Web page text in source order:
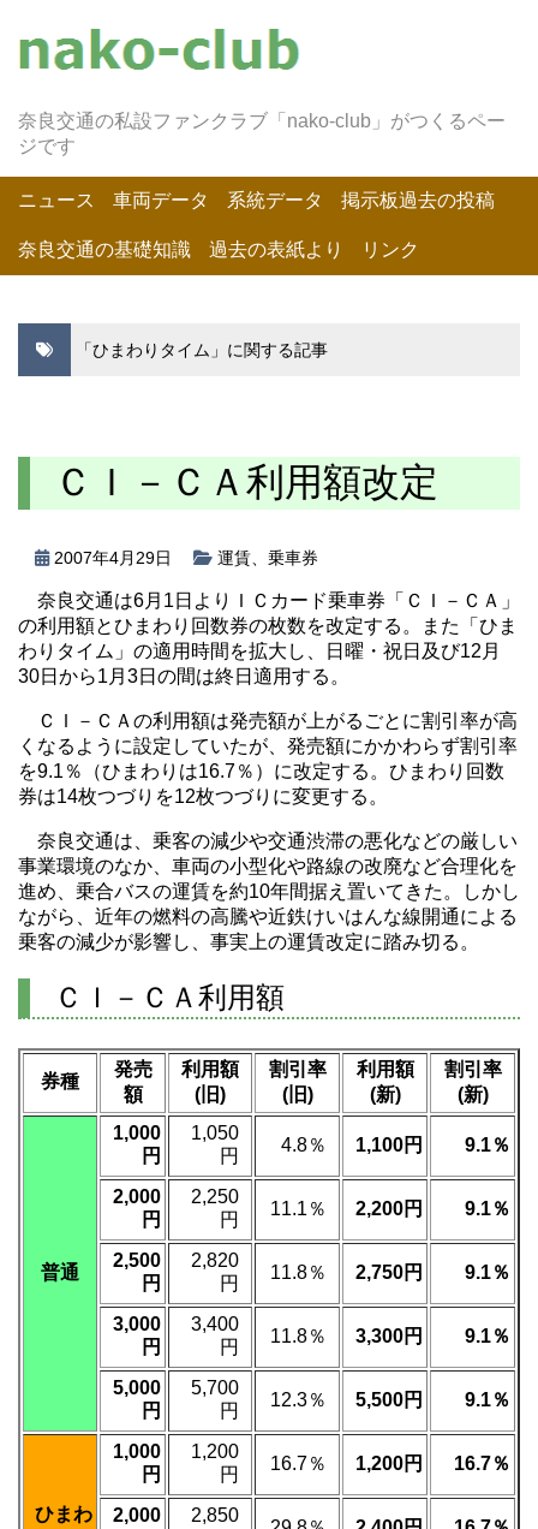
奈良交通の私設ファンクラブ「nako-club」がつくるペー
ジです
ニュース 車両データ 系統データ 掲示板過去の投稿
奈良交通の基礎知識 過去の表紙より リンク
「ひまわりタイム」に関する記事
ＣＩ－ＣＡ利用額改定
2007年4月29日 運賃 乗車券
奈良交通は6月1日よりＩＣカード乗車券「ＣＩ－ＣＡ」
の利用額とひまわり回数券の枚数を改定する。また「ひま
わりタイム」の適用時間を拡大し、日曜・祝日及び12月
30日から1月3日の間は終日適用する。
ＣＩ－ＣＡの利用額は発売額が上がるごとに割引率が高
くなるように設定していたが、発売額にかかわらず割引率
を9.1％（ひまわりは16.7％）に改定する。ひまわり回数
券は14枚つづりを12枚つづりに変更する。
奈良交通は、乗客の減少や交通渋滞の悪化などの厳しい
事業環境のなか、車両の小型化や路線の改廃など合理化を
進め、乗合バスの運賃を約10年間据え置いてきた。しかし
ながら、近年の燃料の高騰や近鉄けいはんな線開通による
乗客の減少が影響し、事実上の運賃改定に踏み切る。
ＣＩ－ＣＡ利用額
券種
発売
額
利用額
(旧)
割引率
(旧)
利用額
(新)
割引率
(新)
普通
1,000
円
1,050
円
4.8％ 1,100円 9.1％
2,000
円
2,250
円
11.1％ 2,200円 9.1％
2,500
円
2,820
円
11.8％ 2,750円 9.1％
3,000
円
3,400
円
11.8％ 3,300円 9.1％
5,000
円
5,700
円
12.3％ 5,500円 9.1％
ひまわ
1,000
円
1,200
円
16.7％ 1,200円 16.7％
2,000
2,850